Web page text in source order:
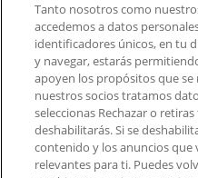
Contacto comercial y
Tienda mal colocada
Notificar un folleto
¿Encontraste un
aplicación?
Índices
Tanto nosotros como
accedemos a datos
identificadores únicos, en tu
y navegar, estarás
apoyen los propósitos que
nuestros socios tratamos
seleccionas Rechazar o
deshabilitarás. Si se
contenido y los anuncios que
relevantes para ti. Puedes